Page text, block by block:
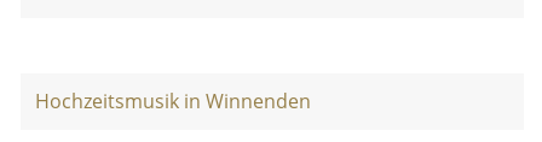
Hochzeitsmusik in Winnenden